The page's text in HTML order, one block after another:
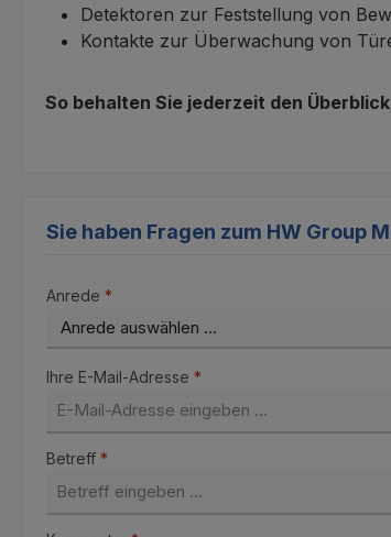
Detektoren zur Feststellung von
Kontakte zur Überwachung von
So behalten Sie jederzeit den
Sie haben Fragen zum HW Group
Anrede *
Ihre E-Mail-Adresse *
Betreff *